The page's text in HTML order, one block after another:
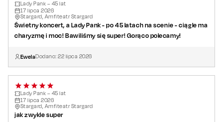
Lady Pank – 45 lat
17 lipca 2026
Stargard, Amfiteatr Stargard
Świetny koncert, a Lady Pank - po 45 latach na scenie - ciągle ma
charyzmę i moc! Bawiliśmy się super! Gorąco polecamy!
EwelaDodano:22 lipca 2026
Lady Pank – 45 lat
17 lipca 2026
Stargard, Amfiteatr Stargard
jak zwykle super